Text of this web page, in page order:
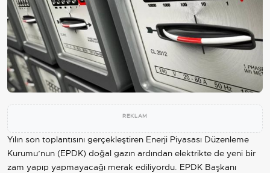
REKLAM
Yılın son toplantısını gerçekleştiren Enerji Piyasası Düzenleme
Kurumu’nun (EPDK) doğal gazın ardından elektrikte de yeni bir
zam yapıp yapmayacağı merak ediliyordu. EPDK Başkanı